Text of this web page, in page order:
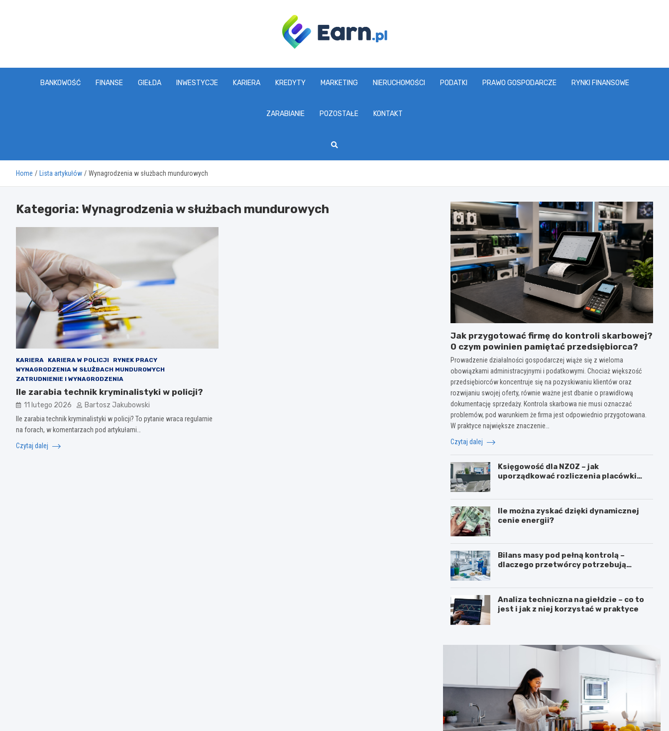
www.earn.pl
BANKOWOŚĆ FINANSE GIEŁDA INWESTYCJE KARIERA KREDYTY MARKETING NIERUCHOMOŚCI PODATKI PRAWO GOSPODARCZE RYNKI FINANSOWE
ZARABIANIE POZOSTAŁE KONTAKT
Home Lista artykułów Wynagrodzenia w służbach mundurowych
Kategoria: Wynagrodzenia w służbach mundurowych
KARIERA KARIERA W POLICJI
RYNEK PRACY
WYNAGRODZENIA W SŁUŻBACH MUNDUROWYCH
ZATRUDNIENIE I WYNAGRODZENIA
Ile zarabia technik kryminalistyki w policji?
11 lutego 2026 Bartosz Jakubowski
Ile zarabia technik kryminalistyki w policji? To pytanie wraca regularnie
na forach, w komentarzach pod artykułami…
Czytaj dalej
Jak przygotować firmę do kontroli skarbowej?
O czym powinien pamiętać przedsiębiorca?
Prowadzenie działalności gospodarczej wiąże się z wieloma
obowiązkami administracyjnymi i podatkowymi. Chociaż większość
przedsiębiorców koncentruje się na pozyskiwaniu klientów oraz
rozwijaniu swojej oferty, równie ważne jest dbanie o prawidłową
dokumentację sprzedaży. Kontrola skarbowa nie musi oznaczać
problemów, pod warunkiem że firma jest odpowiednio przygotowana.
W praktyce największe znaczenie…
Czytaj dalej
Księgowość dla NZOZ – jak
uporządkować rozliczenia placówki
Ile można zyskać dzięki dynamicznej
cenie energii?
Bilans masy pod pełną kontrolą –
dlaczego przetwórcy potrzebują
Analiza techniczna na giełdzie – co to
jest i jak z niej korzystać w praktyce